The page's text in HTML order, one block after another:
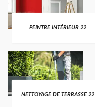
PEINTRE INTÉRIEUR 22
NETTOYAGE DE TERRASSE 22